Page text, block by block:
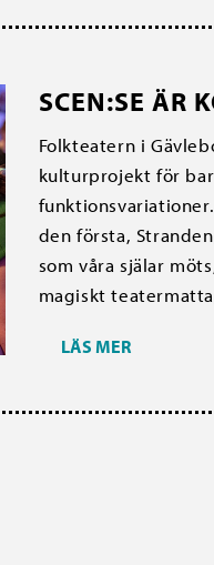
SCEN:SE ÄR
Folkteatern i
kulturprojekt för
den första,
som våra själar
magiskt
LÄS MER